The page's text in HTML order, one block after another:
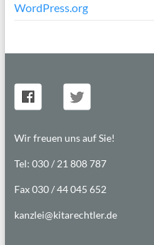
WordPress.org
Wir freuen uns auf Sie!
Tel: 030 / 21 808 787
Fax 030 / 44 045 652
kanzlei@kitarechtler.de